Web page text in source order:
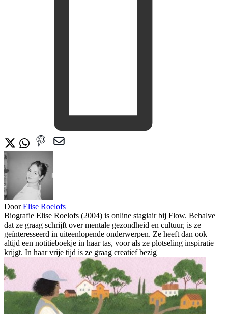
Door Elise Roelofs
Biografie Elise Roelofs (2004) is online stagiair bij Flow. Behalve
dat ze graag schrijft over mentale gezondheid en cultuur, is ze
geïnteresseerd in uiteenlopende onderwerpen. Ze heeft dan ook
altijd een notitieboekje in haar tas, voor als ze plotseling inspiratie
krijgt. In haar vrije tijd is ze graag creatief bezig